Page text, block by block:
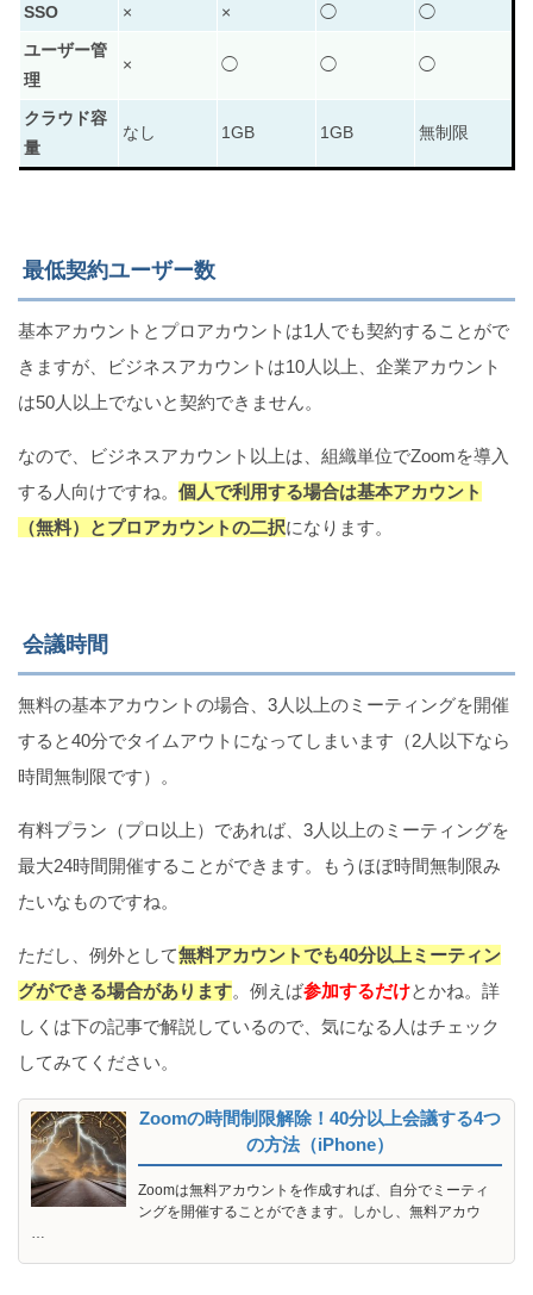
SSO
× × ◯
◯
ユーザー管
理
× ◯ ◯ ◯
クラウド容
量
なし 1GB 1GB 無制限
最低契約ユーザー数
基本アカウントとプロアカウントは1人でも契約することがで
きますが、ビジネスアカウントは10人以上、企業アカウント
は50人以上でないと契約できません。
なので、ビジネスアカウント以上は、組織単位でZoomを導入
する人向けですね。 個人で利用する場合は基本アカウント
（無料）とプロアカウントの二択になります。
会議時間
無料の基本アカウントの場合、3人以上のミーティングを開催
すると40分でタイムアウトになってしまいます（2人以下なら
時間無制限です）。
有料プラン（プロ以上）であれば、3人以上のミーティングを
最大24時間開催することができます。もうほぼ時間無制限み
たいなものですね。
ただし、例外として無料アカウントでも40分以上ミーティン
グができる場合があります。例えば参加するだけとかね。詳
しくは下の記事で解説しているので、気になる人はチェック
してみてください。
Zoomの時間制限解除！40分以上会議する4つ
の方法（iPhone）
Zoomは無料アカウントを作成すれば、自分でミーティ
ングを開催することができます。しかし、無料アカウ